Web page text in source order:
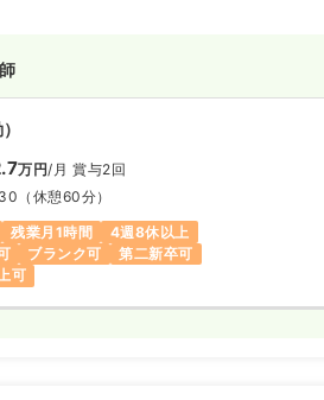
なカウンセリングと、技術と
質の高い美容医療の提供を目
チ公改札口から徒歩1分
谷駅」A5出口すぐ
く、通勤にも便利な立地で
ック ／／
ィカルグループの中でメンズ
万円/月 賞与2回
（休憩60分）
残業月1時間
4週8休以上
ブランク可
第二新卒可
可